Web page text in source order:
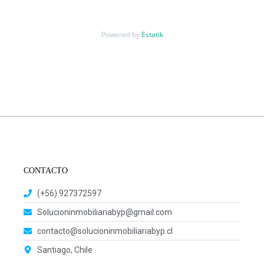
Powered by Estatik
CONTACTO
(+56) 927372597
Solucioninmobiliariabyp@gmail.com
contacto@solucioninmobiliariabyp.cl
Santiago, Chile